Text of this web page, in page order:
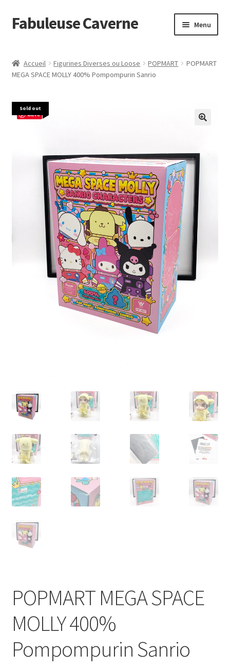
Aller
à
navigation
Aller
au
Fabuleuse Caverne Menu
En boutique
enfant
Superflat Museum Murakami
Accueil Figurines Diverses ou Loose POPMART
POPMART
MEGA SPACE MOLLY 400% Pompompurin Sanrio
Sold out
Save
POPMART MEGA SPACE
MOLLY 400%
Pompompurin Sanrio